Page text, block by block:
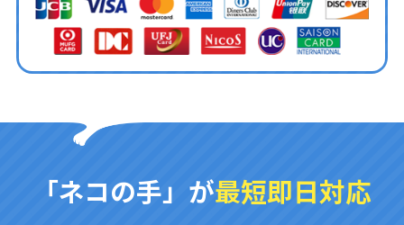
「ネコの手」が最短即日対応